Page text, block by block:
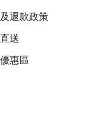
退款政策
送
惠區